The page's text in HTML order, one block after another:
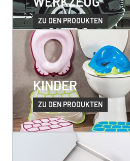
ZU DEN PRODUKTEN
KINDER
ZU DEN PRODUKTEN